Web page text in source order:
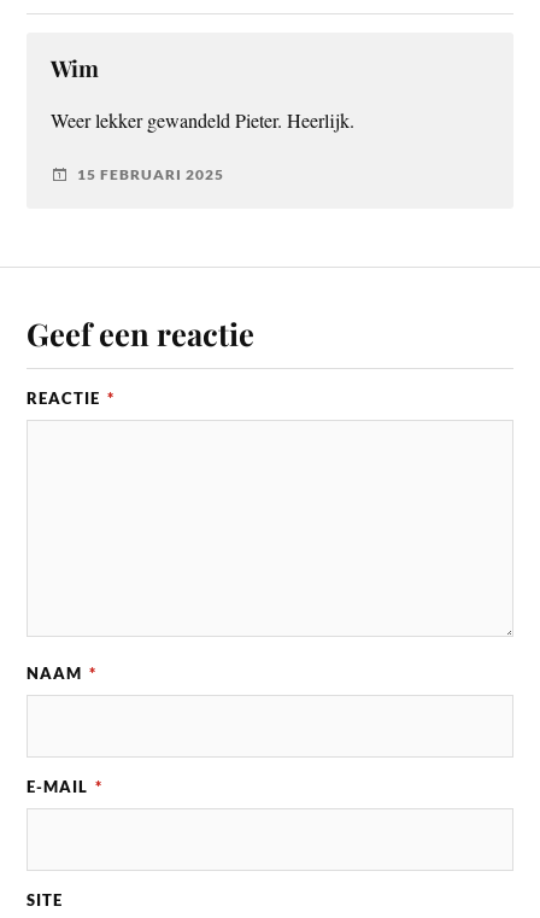
Wim
Weer lekker gewandeld Pieter. Heerlijk.
15 FEBRUARI 2025
Geef een reactie
REACTIE *
NAAM *
E-MAIL *
SITE